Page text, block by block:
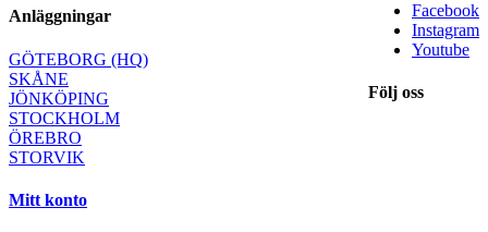
Facebook
Instagram
Youtube
Följ oss
Anläggningar
GÖTEBORG (HQ)
SKÅNE
JÖNKÖPING
STOCKHOLM
ÖREBRO
STORVIK
Mitt konto